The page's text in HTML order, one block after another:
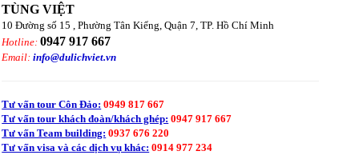
TÙNG VIỆT
10 Đường số 15 , Phường Tân Kiểng, Quận 7, TP. Hồ Chí Minh
Hotline:0947 917 667
Email:info@dulichviet.vn
Tư vấn tour Côn Đảo: 0949 817 667
Tư vấn tour khách đoàn/khách ghép: 0947 917 667
Tư vấn Team building: 0937 676 220
Tư vấn visa và các dịch vụ khác: 0914 977 234